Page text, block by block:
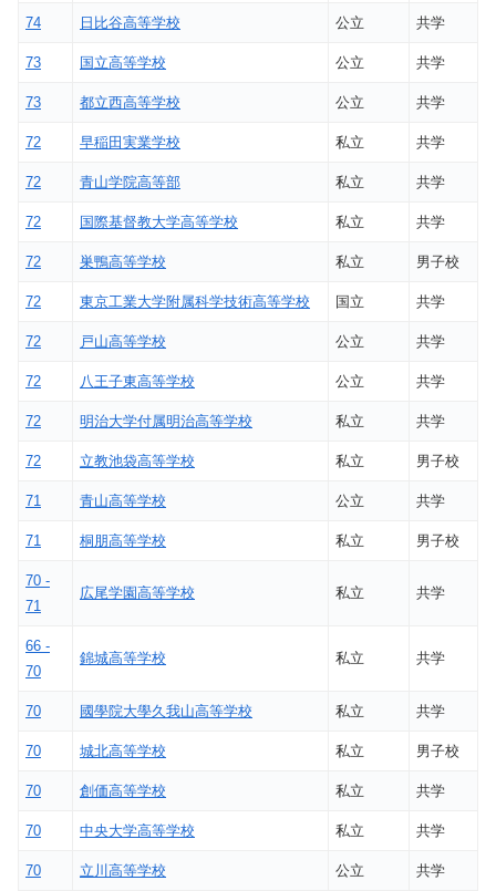
74 日比谷高等学校 公立 共学
73 国立高等学校 公立 共学
73 都立西高等学校 公立 共学
72 早稲田実業学校 私立 共学
72 青山学院高等部 私立 共学
72 国際基督教大学高等学校 私立 共学
72 巣鴨高等学校 私立 男子校
72 東京工業大学附属科学技術高等学校 国立 共学
72 戸山高等学校 公立 共学
72 八王子東高等学校 公立 共学
72 明治大学付属明治高等学校 私立 共学
72 立教池袋高等学校 私立 男子校
71 青山高等学校 公立 共学
71 桐朋高等学校 私立 男子校
70 -
71
広尾学園高等学校 私立 共学
66 -
70
錦城高等学校 私立 共学
70 國學院大學久我山高等学校 私立 共学
70 城北高等学校 私立 男子校
70 創価高等学校 私立 共学
70 中央大学高等学校 私立 共学
70 立川高等学校 公立 共学